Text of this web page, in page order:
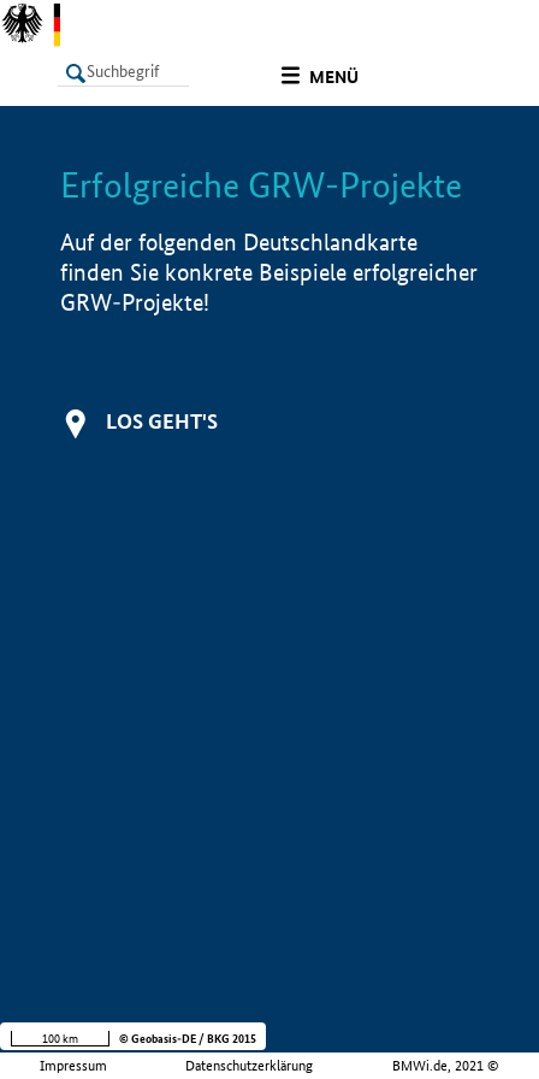
MENÜ
LISTE Info
Erfolgreiche GRW-Projekte
Auf der folgenden Deutschlandkarte
finden Sie konkrete Beispiele erfolgreicher
GRW-Projekte!
LOS GEHT'S
Impressum Datenschutzerklärung BMWi.de, 2021 ©
100 km © Geobasis-DE / BKG 2015